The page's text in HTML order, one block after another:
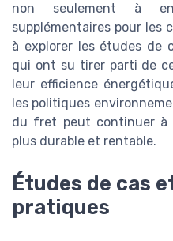
non seulement à
supplémentaires pour les
à explorer les études de
qui ont su tirer parti de
leur efficience
les politiques
du fret peut continuer à
plus durable et rentable.
Études de cas
pratiques